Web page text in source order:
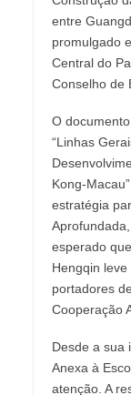
entre
promulgado
Central do
Conselho de
O
“Linhas
Kong-
estratégia
esperado
Hengqin
portadores
Cooperação
Desde a sua
Anexa à
atenção. A